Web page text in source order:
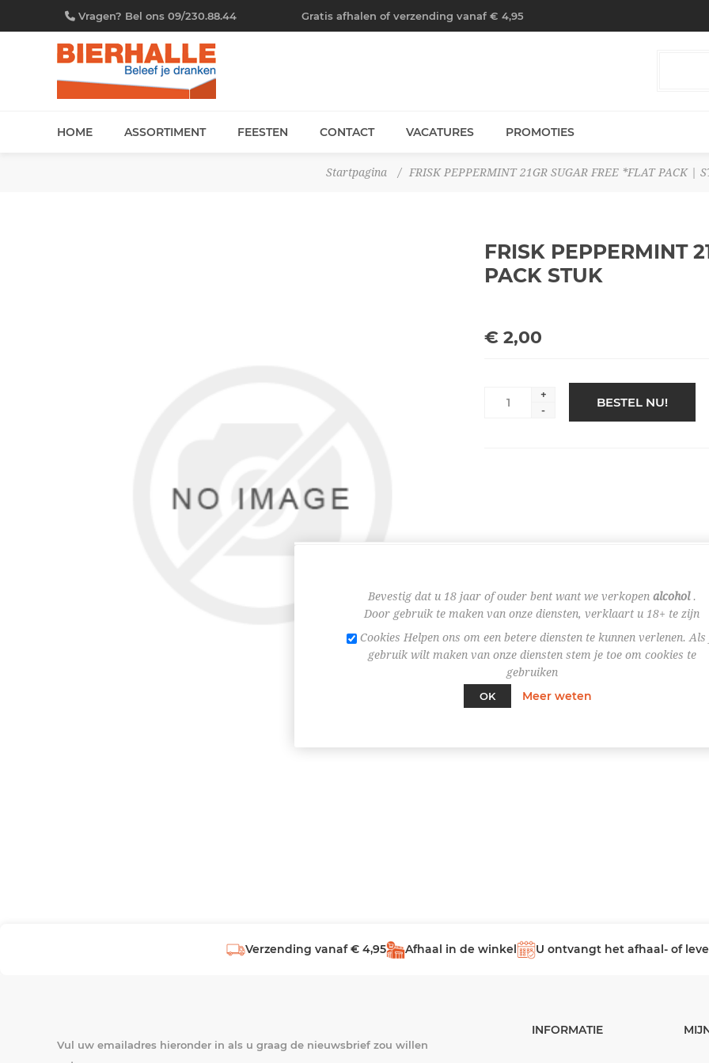
Vragen? Bel ons 09/230.88.44 Gratis afhalen of verzending vanaf € 4,95
HOME ASSORTIMENT FEESTEN CONTACT VACATURES PROMOTIES
Startpagina / FRISK PEPPERMINT 21GR SUGAR FREE *FLAT PACK |
FRISK PEPPERMINT
PACK STUK
€ 2,00
+
-
BESTEL NU!
Verzending vanaf € 4,95 Afhaal in de winkel U ontvangt het afhaal- of
Vul uw emailadres hieronder in als u graag de nieuwsbrief zou willen
INFORMATIE
Bevestig dat u 18 jaar of ouder bent want we verkopen alcohol.
Door gebruik te maken van onze diensten, verklaart u 18+ te zijn
Cookies Helpen ons om een betere diensten te kunnen verlenen. Als
gebruik wilt maken van onze diensten stem je toe om cookies te
gebruiken
OK
Meer weten